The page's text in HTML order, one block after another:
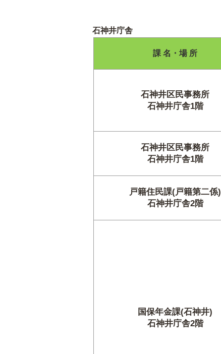
石神井庁舎
課 名・場 所
石神井区民事務所
石神井庁舎1階
石神井区民事務所
石神井庁舎1階
戸籍住民課(戸籍第二係)
石神井庁舎2階
国保年金課(石神井)
石神井庁舎2階